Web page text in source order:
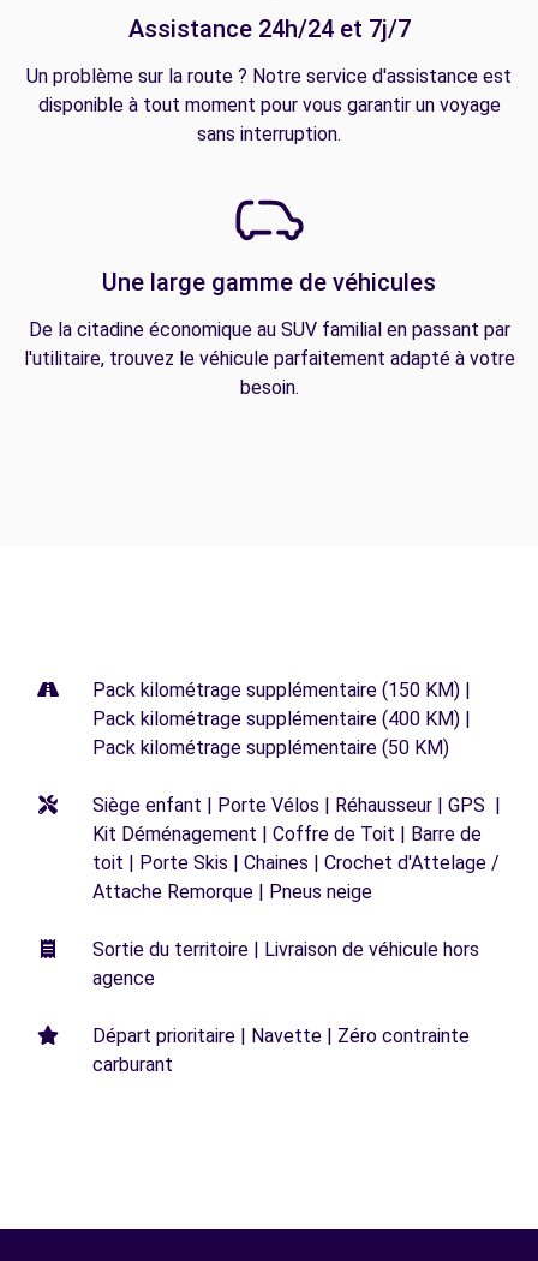
Assistance 24h/24 et 7j/7
Un problème sur la route ? Notre service d'assistance est
disponible à tout moment pour vous garantir un voyage
sans interruption.
Une large gamme de véhicules
De la citadine économique au SUV familial en passant par
l'utilitaire, trouvez le véhicule parfaitement adapté à votre
besoin.
Pack kilométrage supplémentaire (150 KM) |
Pack kilométrage supplémentaire (400 KM) |
Pack kilométrage supplémentaire (50 KM)
Siège enfant | Porte Vélos | Réhausseur | GPS |
Kit Déménagement | Coffre de Toit | Barre de
toit | Porte Skis | Chaines | Crochet d'Attelage /
Attache Remorque | Pneus neige
Sortie du territoire | Livraison de véhicule hors
agence
Départ prioritaire | Navette | Zéro contrainte
carburant